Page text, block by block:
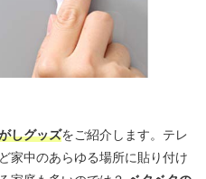
しグッズをご紹介します。テレ
家中のあらゆる場所に貼り付け